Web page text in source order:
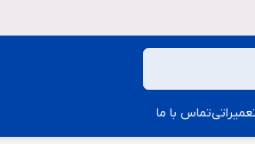
تماس با ما